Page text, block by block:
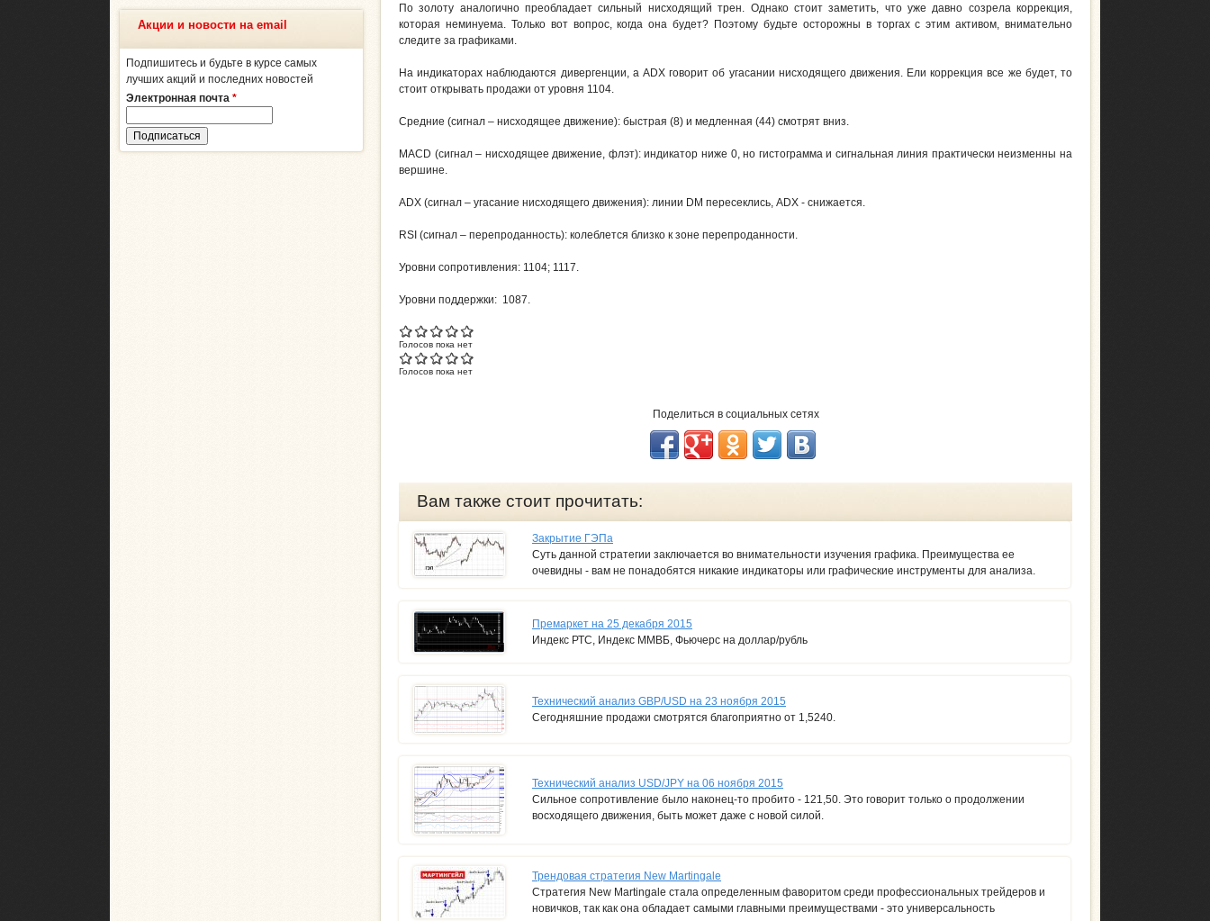
По золоту аналогично преобладает сильный нисходящий трен. Однако стоит заметить, что уже давно созрела коррекция,
которая неминуема. Только вот вопрос, когда она будет? Поэтому будьте осторожны в торгах с этим активом, внимательно
следите за графиками.
На индикаторах наблюдаются дивергенции, а ADX говорит об угасании нисходящего движения. Ели коррекция все же будет, то
стоит открывать продажи от уровня 1104.
Средние (сигнал – нисходящее движение): быстрая (8) и медленная (44) смотрят вниз.
MACD (сигнал – нисходящее движение, флэт): индикатор ниже 0, но гистограмма и сигнальная линия практически неизменны на
вершине.
ADX (сигнал – угасание нисходящего движения): линии DM пересеклись, ADX - снижается.
RSI (сигнал – перепроданность): колеблется близко к зоне перепроданности.
Уровни сопротивления: 1104; 1117.
Уровни поддержки: 1087.
Голосов пока нет
Голосов пока нет
Поделиться в социальных сетях
Вам также стоит прочитать:
Закрытие ГЭПа
Суть данной стратегии заключается во внимательности изучения графика. Преимущества ее
очевидны - вам не понадобятся никакие индикаторы или графические инструменты для анализа.
Премаркет на 25 декабря 2015
Индекс РТС, Индекс ММВБ, Фьючерс на доллар/рубль
Технический анализ GBP/USD на 23 ноября 2015
Сегодняшние продажи смотрятся благоприятно от 1,5240.
Технический анализ USD/JPY на 06 ноября 2015
Сильное сопротивление было наконец-то пробито - 121,50. Это говорит только о продолжении
восходящего движения, быть может даже с новой силой.
Трендовая стратегия New Martingale
Стратегия New Martingale стала определенным фаворитом среди профессиональных трейдеров и
новичков, так как она обладает самыми главными преимуществами - это универсальность
Акции и новости на email
Подпишитесь и будьте в курсе самых
лучших акций и последних новостей
Электронная почта *